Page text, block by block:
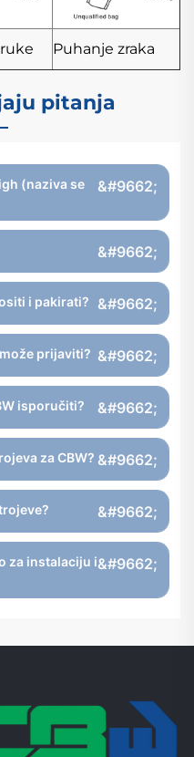
Puhanje zraka
pitanja
(naziva se
i pakirati?
prijaviti?
isporučiti?
za CBW?
za instalaciju i